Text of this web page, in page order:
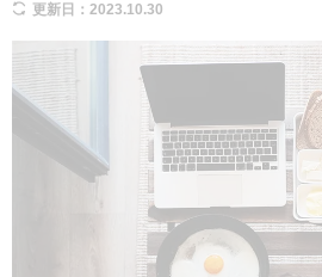
更新日：2023.10.30